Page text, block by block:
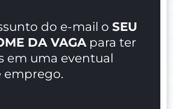
do e-mail o SEU
DA VAGA para ter
em uma eventual
emprego.